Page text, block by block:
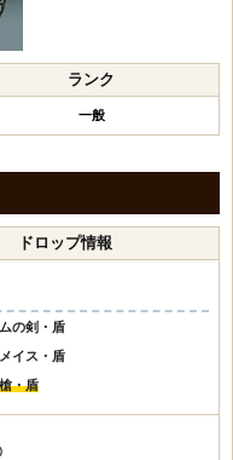
ランク
一般
ドロップ情報
の剣・盾
イス・盾
・盾